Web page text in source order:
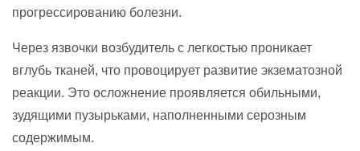
прогрессированию болезни.
Через язвочки возбудитель с легкостью проникает
вглубь тканей, что провоцирует развитие экзематозной
реакции. Это осложнение проявляется обильными,
зудящими пузырьками, наполненными серозным
содержимым.